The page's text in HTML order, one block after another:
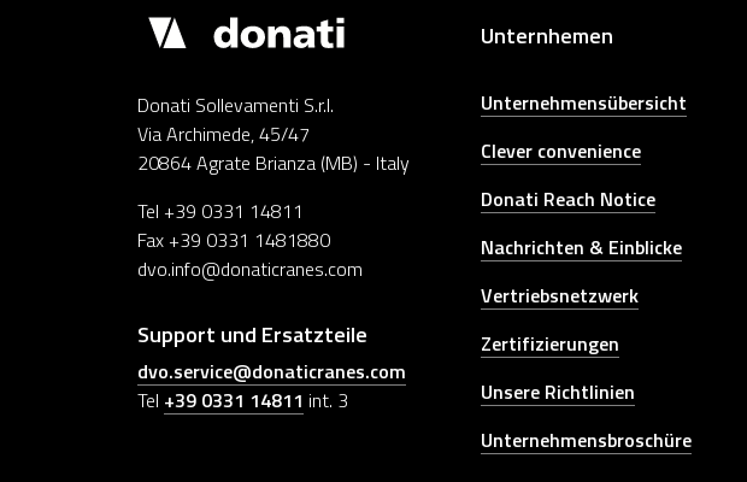
Demagcranes
Donati Sollevamenti S.r.l.
Via Archimede, 45/47
20864 Agrate Brianza (MB) - Italy
Tel +39 0331 14811
Fax +39 0331 1481880
dvo.info@donaticranes.com
Support und Ersatzteile
dvo.service@donaticranes.com
Tel +39 0331 14811 int. 3
Unternhemen
Unternehmensübersicht
Clever convenience
Donati Reach Notice
Nachrichten & Einblicke
Vertriebsnetzwerk
Zertifizierungen
Unsere Richtlinien
Unternehmensbroschüre